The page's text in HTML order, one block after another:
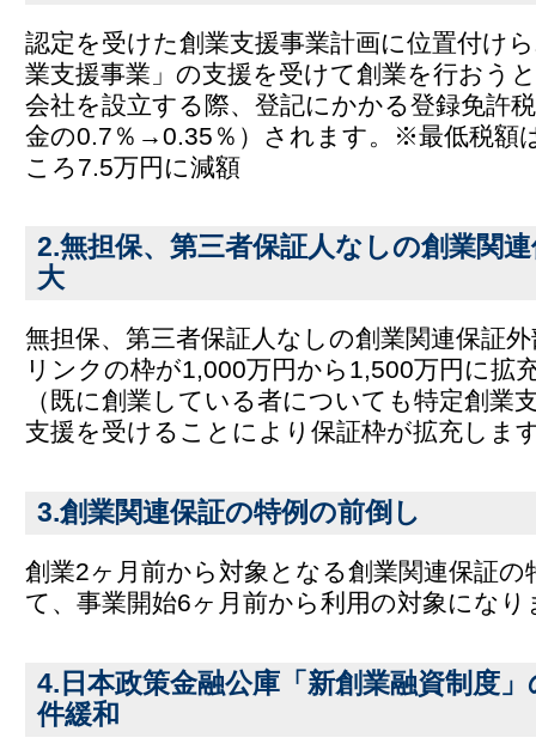
認定を受けた創業支援事業計画に位置付け
業支援事業」の支援を受けて創業を行おう
会社を設立する際、登記にかかる登録免許
金の0.7％→0.35％）されます。※最低税額
ころ7.5万円に減額
2.無担保、第三者保証人なしの創業関
大
無担保、第三者保証人なしの創業関連保証
リンクの枠が1,000万円から1,500万円に拡
（既に創業している者についても特定創業
支援を受けることにより保証枠が拡充しま
3.創業関連保証の特例の前倒し
創業2ヶ月前から対象となる創業関連保証の
て、事業開始6ヶ月前から利用の対象になり
4.日本政策金融公庫「新創業融資制度
件緩和